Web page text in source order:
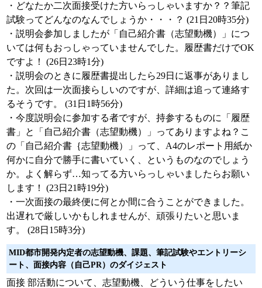
・どなたか二次面接受けた方いらっしゃいますか？？筆記
試験ってどんなのなんでしょうか・・・？ (21日20時35分)
・説明会参加しましたが「自己紹介書（志望動機）」につ
いては何もおっしゃっていませんでした。履歴書だけでOK
ですよ！ (26日23時1分)
・説明会のときに履歴書提出したら29日に返事がありまし
た。次回は一次面接らしいのですが、詳細は追って連絡す
るそうです。 (31日1時56分)
・今度説明会に参加する者ですが、持参するものに「履歴
書」と「自己紹介書（志望動機）」ってありますよね？こ
の「自己紹介書｛志望動機）」って、A4のレポート用紙か
何かに自分で勝手に書いていく、というものなのでしょう
か。よく解らず…知ってる方いらっしゃいましたらお願い
します！ (23日21時19分)
・一次面接の最終便に何とか間に合うことができました。
出遅れで厳しいかもしれませんが、頑張りたいと思いま
す。 (28日15時3分)
MID都市開発内定者の志望動機、課題、筆記試験やエントリーシ
ート、面接内容（自己PR）のダイジェスト
面接 部活動について、志望動機、どういう仕事をしたい